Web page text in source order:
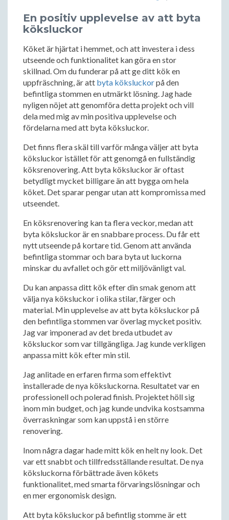
En positiv upplevelse av att byta
köksluckor
Köket är hjärtat i hemmet, och att investera i dess
utseende och funktionalitet kan göra en stor
skillnad. Om du funderar på att ge ditt kök en
uppfräschning, är att byta köksluckorpå den
befintliga stommen en utmärkt lösning. Jag hade
nyligen nöjet att genomföra detta projekt och vill
dela med mig av min positiva upplevelse och
fördelarna med att byta köksluckor.
Det finns flera skäl till varför många väljer att byta
köksluckor istället för att genomgå en fullständig
köksrenovering. Att byta köksluckor är oftast
betydligt mycket billigare än att bygga om hela
köket. Det sparar pengar utan att kompromissa med
utseendet.
En köksrenovering kan ta flera veckor, medan att
byta köksluckor är en snabbare process. Du får ett
nytt utseende på kortare tid. Genom att använda
befintliga stommar och bara byta ut luckorna
minskar du avfallet och gör ett miljövänligt val.
Du kan anpassa ditt kök efter din smak genom att
välja nya köksluckor i olika stilar, färger och
material. Min upplevelse av att byta köksluckor på
den befintliga stommen var överlag mycket positiv.
Jag var imponerad av det breda utbudet av
köksluckor som var tillgängliga. Jag kunde verkligen
anpassa mitt kök efter min stil.
Jag anlitade en erfaren firma som effektivt
installerade de nya köksluckorna. Resultatet var en
professionell och polerad finish. Projektet höll sig
inom min budget, och jag kunde undvika kostsamma
överraskningar som kan uppstå i en större
renovering.
Inom några dagar hade mitt kök en helt ny look. Det
var ett snabbt och tillfredsställande resultat. De nya
köksluckorna förbättrade även kökets
funktionalitet, med smarta förvaringslösningar och
en mer ergonomisk design.
Att byta köksluckor på befintlig stomme är ett